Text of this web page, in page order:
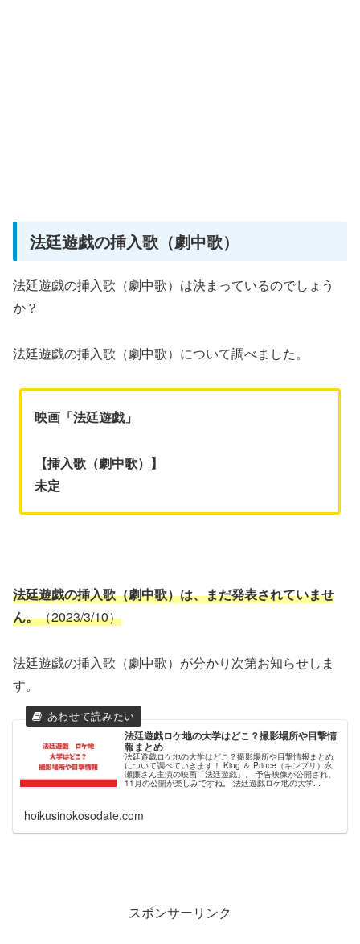
法廷遊戯の挿入歌（劇中歌）
法廷遊戯の挿入歌（劇中歌）は決まっているのでしょう
か？
法廷遊戯の挿入歌（劇中歌）について調べました。
映画「法廷遊戯」
【挿入歌（劇中歌）】
未定
法廷遊戯の挿入歌（劇中歌）は、まだ発表されていませ
ん。（2023/3/10）
法廷遊戯の挿入歌（劇中歌）が分かり次第お知らせしま
す。
法廷遊戯ロケ地の大学はどこ？撮影場所や目撃情
報まとめ
法廷遊戯ロケ地の大学はどこ？撮影場所や目撃情報まとめ
について調べていきます！ King ＆ Prince（キンプリ）永
瀬廉さん主演の映画「法廷遊戯」。 予告映像が公開され、
11月の公開が楽しみですね。 法廷遊戯ロケ地の大学...
hoikusinokosodate.com
スポンサーリンク